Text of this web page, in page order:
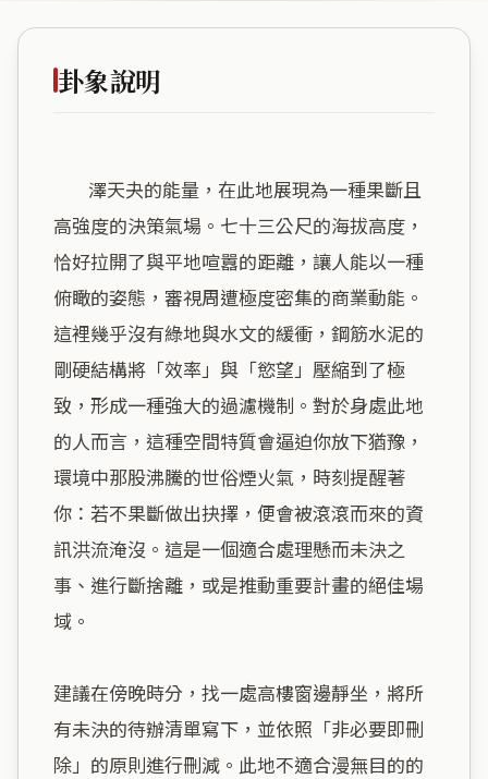
卦象說明
高強度的決策氣場。七十三公尺的海拔高度，
恰好拉開了與平地喧囂的距離，讓人能以一種
俯瞰的姿態，審視周遭極度密集的商業動能。
這裡幾乎沒有綠地與水文的緩衝，鋼筋水泥的
剛硬結構將「效率」與「慾望」壓縮到了極
致，形成一種強大的過濾機制。對於身處此地
的人而言，這種空間特質會逼迫你放下猶豫，
環境中那股沸騰的世俗煙火氣，時刻提醒著
你：若不果斷做出抉擇，便會被滾滾而來的資
訊洪流淹沒。這是一個適合處理懸而未決之
事、進行斷捨離，或是推動重要計畫的絕佳場
域。
建議在傍晚時分，找一處高樓窗邊靜坐，將所
有未決的待辦清單寫下，並依照「非必要即刪
除」的原則進行刪減。此地不適合漫無目的的